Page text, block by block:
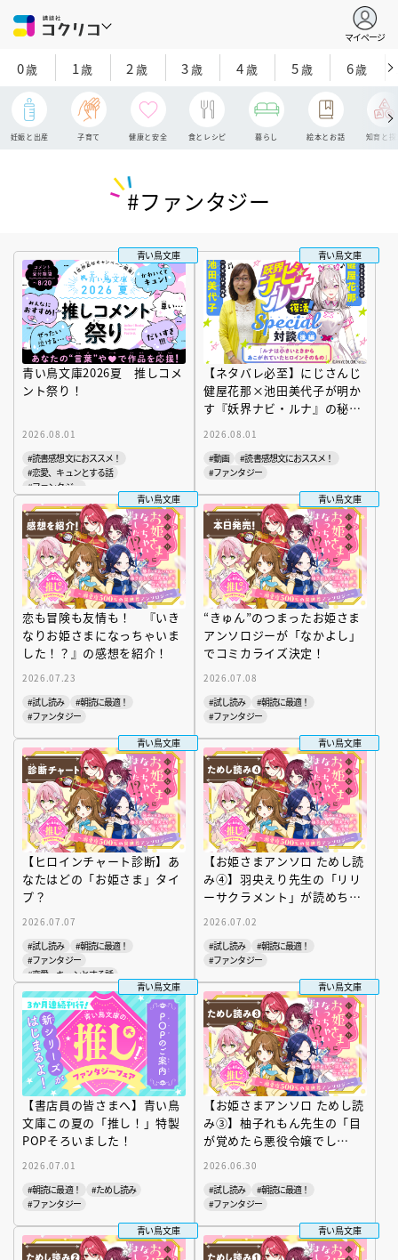
マイページ
0歳 1歳 2 歳 3歳 4歳 5歳 6歳
妊娠と出産 子育て 健康と安全 食とレシピ 暮らし 絵本とお話 知育と探
#ファンタジー
青い鳥文庫
青い鳥文庫2026夏 推しコメ
ント祭り！
2026.08.01
#読書感想文におススメ！
#恋愛、キュンとする話
#ファンタジー
青い鳥文庫
【ネタバレ必至】にじさんじ
健屋花那×池田美代子が明か
す『妖界ナビ・ルナ』の秘
2026.08.01
#動画
#読書感想文におススメ！
#ファンタジー
青い鳥文庫
恋も冒険も友情も！ 『いき
なりお姫さまになっちゃいま
した！？』の感想を紹介！
2026.07.23
#試し読み
#朝読に最適！
#ファンタジー
青い鳥文庫
“きゅん”のつまったお姫さま
アンソロジーが「なかよし」
でコミカライズ決定！
2026.07.08
#試し読み
#朝読に最適！
#ファンタジー
青い鳥文庫
【ヒロインチャート診断】あ
なたはどの「お姫さま」タイ
プ？
2026.07.07
#試し読み
#朝読に最適！
#ファンタジー
#恋愛、キュンとする話
青い鳥文庫
【お姫さまアンソロ ためし読
み④】羽央えり先生の「リリ
ーサクラメント」が読めちゃ
う！
2026.07.02
#試し読み
#朝読に最適！
#ファンタジー
青い鳥文庫
【書店員の皆さまへ】青い鳥
文庫この夏の「推し！」特製
POPそろいました！
2026.07.01
#朝読に最適！
#ためし読み
#ファンタジー
青い鳥文庫
【お姫さまアンソロ ためし読
み③】柚子れもん先生の「目
が覚めたら悪役令嬢でし
た。」が読めちゃう！
2026.06.30
#試し読み
#朝読に最適！
#ファンタジー
青い鳥文庫
青い鳥文庫